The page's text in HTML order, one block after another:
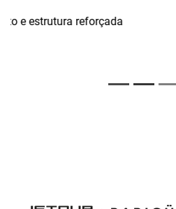
Alternância inteligente entre
Alta capacidade de